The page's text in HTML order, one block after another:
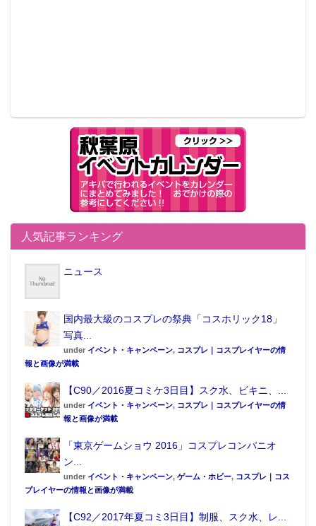
人気記事ランキング
ニュース
国内最大級のコスプレの祭典「コスホリック18」
写真...
under イベント・キャンペーン, コスプレ｜コスプレイヤーの情
報と画像が満載
【C90／2016夏コミケ3日目】スク水、ビキニ、...
under イベント・キャンペーン, コスプレ｜コスプレイヤーの情
報と画像が満載
「東京ゲームショウ 2016」コスプレコンパニオ
ン...
under イベント・キャンペーン, ゲーム・ホビー, コスプレ｜コス
プレイヤーの情報と画像が満載
【C92／2017年夏コミ3日目】制服、スク水、レ...